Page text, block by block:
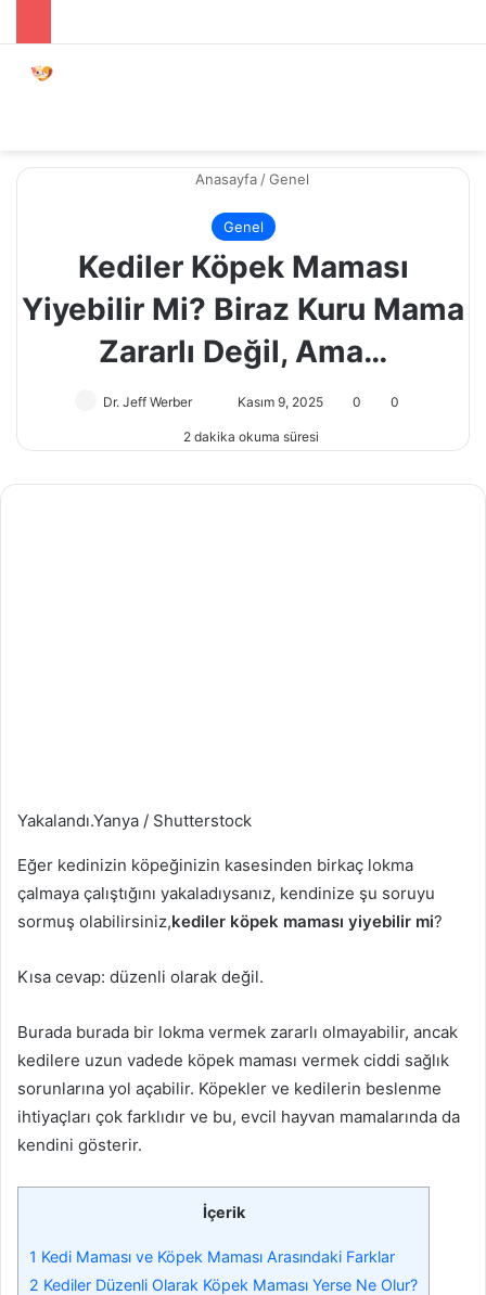
Anasayfa /Genel
Genel
Kediler Köpek Maması
Yiyebilir Mi? Biraz Kuru Mama
Zararlı Değil, Ama…
Dr. Jeff Werber
posta
Kasım 9, 2025 0 0
2 dakika okuma süresi
Yakalandı.Yanya / Shutterstock
Eğer kedinizin köpeğinizin kasesinden birkaç lokma
çalmaya çalıştığını yakaladıysanız, kendinize şu soruyu
sormuş olabilirsiniz,kediler köpek maması yiyebilir mi?
Kısa cevap: düzenli olarak değil.
Burada burada bir lokma vermek zararlı olmayabilir, ancak
kedilere uzun vadede köpek maması vermek ciddi sağlık
sorunlarına yol açabilir. Köpekler ve kedilerin beslenme
ihtiyaçları çok farklıdır ve bu, evcil hayvan mamalarında da
kendini gösterir.
İçerik
1 Kedi Maması ve Köpek Maması Arasındaki Farklar
2 Kediler Düzenli Olarak Köpek Maması Yerse Ne Olur?